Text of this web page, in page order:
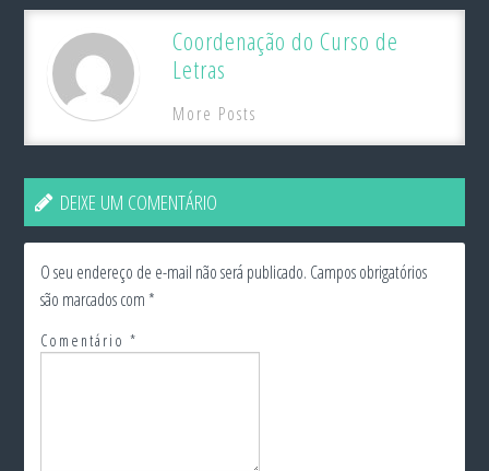
Coordenação do Curso de
Letras
More Posts
DEIXE UM COMENTÁRIO
O seu endereço de e-mail não será publicado. Campos obrigatórios
são marcados com *
Comentário*